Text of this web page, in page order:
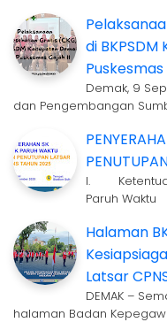
di
Demak, 9
dan Pengembangan
I. Ketentuan
Paruh
Halaman
Latsar
DEMAK –
halaman Badan